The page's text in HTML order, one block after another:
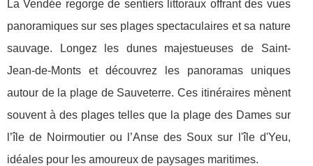
La Vendée regorge de sentiers littoraux offrant des vues
panoramiques sur ses plages spectaculaires et sa nature
sauvage. Longez les dunes majestueuses de Saint-
Jean-de-Monts et découvrez les panoramas uniques
autour de la plage de Sauveterre. Ces itinéraires mènent
souvent à des plages telles que la plage des Dames sur
l’île de Noirmoutier ou l’Anse des Soux sur l'île d'Yeu,
idéales pour les amoureux de paysages maritimes.